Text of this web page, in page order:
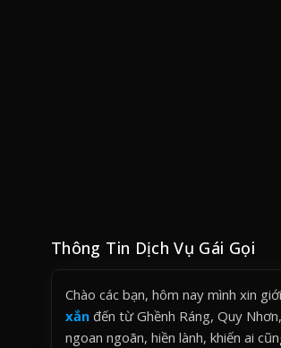
Thông Tin Dịch Vụ Gái Gọi
Chào các bạn, hôm nay mình xin
xắn đến từ Ghềnh Ráng, Quy
ngoan ngoãn, hiền lành, khiến ai